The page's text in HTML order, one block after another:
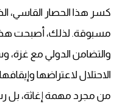
كسر هذا الحصار القاسي،
مسبوقة. لذلك، أصبحت هذه
والتضامن الدولي مع
الاحتلال لاعتراضها
من مجرد مهمة إغاثة، بل